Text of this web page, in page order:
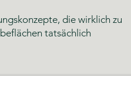
die wirklich zu
tatsächlich